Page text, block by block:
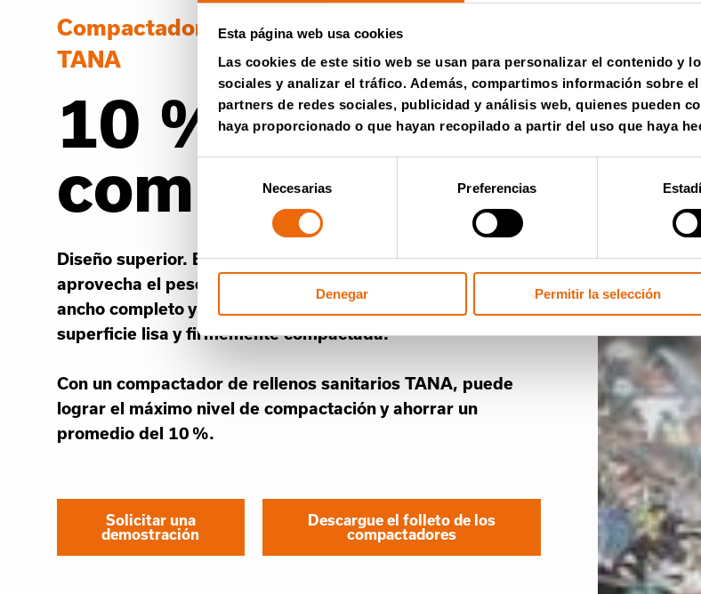
Esta página web usa cookies
Las cookies de este sitio web se usan para personalizar el contenido y
sociales y analizar el tráfico. Además, compartimos información sobre
partners de redes sociales, publicidad y análisis web, quienes pueden
haya proporcionado o que hayan recopilado a partir del uso que haya
consentimiento
Necesarias Preferencias
Denegar Permitir la selección
Compactadores de rellenos sanitarios
TANA
10 % más
compacto
Diseño superior. El bastidor rígido y sin oscilaciones
aprovecha el peso de la máquina mediante tambores de
ancho completo y dientes trituradores. El resultado es una
superficie lisa y firmemente compactada.
Con un compactador de rellenos sanitarios TANA, puede
lograr el máximo nivel de compactación y ahorrar un
promedio del 10 %.
Solicitar una
demostración
Descargue el folleto de los
compactadores